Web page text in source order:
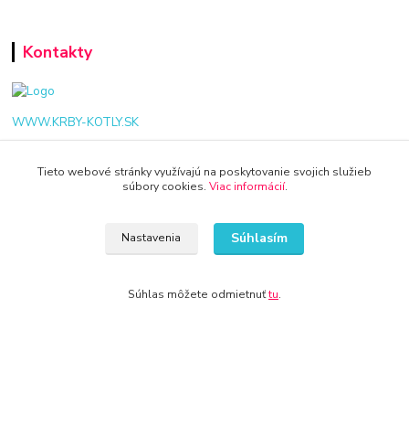
Kontakty
WWW.KRBY-KOTLY.SK
Tieto webové stránky využívajú na poskytovanie svojich služieb
súbory cookies. Viac informácií.
Nastavenia Súhlasím
Súhlas môžete odmietnuťtu.